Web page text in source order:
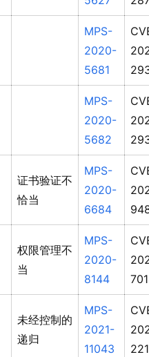
MPS-
2020-
5681
MPS-
2020-
5682
证书验证不
恰当
MPS-
2020-
6684
权限管理不
当
MPS-
2020-
8144
未经控制的
递归
MPS-
2021-
11043